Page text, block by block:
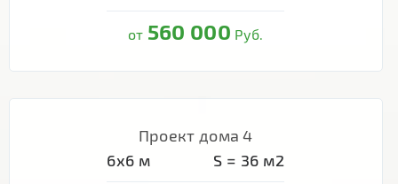
от 560 000 Руб.
Проект дома 4
6х6 м S = 36 м2